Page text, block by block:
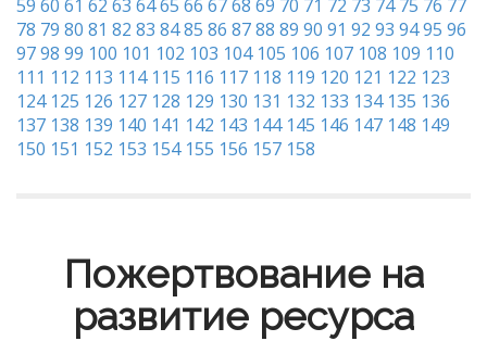
59 60 61 62 63 6465 66 6768 69 70 71 72 73 74 75 76 77
78 79 80 81 82 83 8485 86 8788 89 90 91 92 93 9495 96
9798 99 100 101 102 103 104 105 106 107 108 109 110
111 112 113 114 115 116 117 118 119 120 121 122 123
124 125 126 127 128 129 130 131 132 133 134 135 136
137 138 139 140 141 142 143 144 145 146 147 148 149
150 151 152 153 154 155 156 157 158
Пожертвование на
развитие ресурса